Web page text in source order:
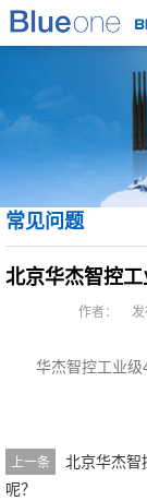
常见问题
北京华杰智控
作者：
华杰智控工业
上一条
北京华杰智
呢？